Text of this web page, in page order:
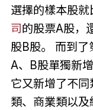
選擇的樣本股
司的股票A股，
股B股。 而到
A、B股單獨新
它又新增了不
類、商業類以及